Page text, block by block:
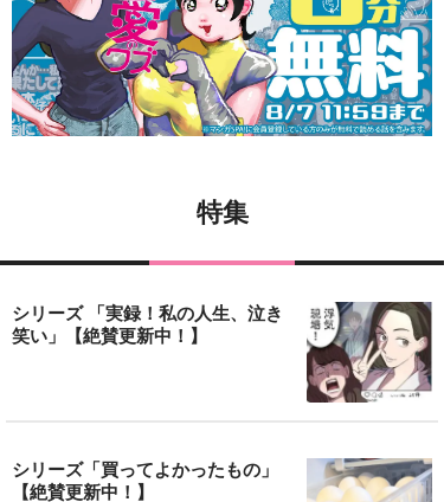
特集
シリーズ 「実録！私の人生、泣き
笑い」【絶賛更新中！】
シリーズ「買ってよかったもの」
【絶賛更新中！】